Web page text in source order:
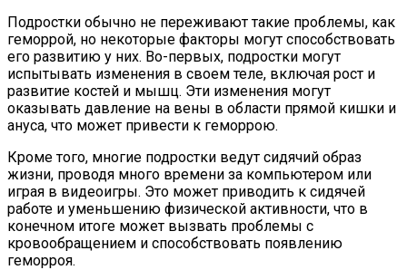
Подростки обычно не переживают такие проблемы, как
геморрой, но некоторые факторы могут способствовать
его развитию у них. Во-первых, подростки могут
испытывать изменения в своем теле, включая рост и
развитие костей и мышц. Эти изменения могут
оказывать давление на вены в области прямой кишки и
ануса, что может привести к геморрою.
Кроме того, многие подростки ведут сидячий образ
жизни, проводя много времени за компьютером или
играя в видеоигры. Это может приводить к сидячей
работе и уменьшению физической активности, что в
конечном итоге может вызвать проблемы с
кровообращением и способствовать появлению
геморроя.